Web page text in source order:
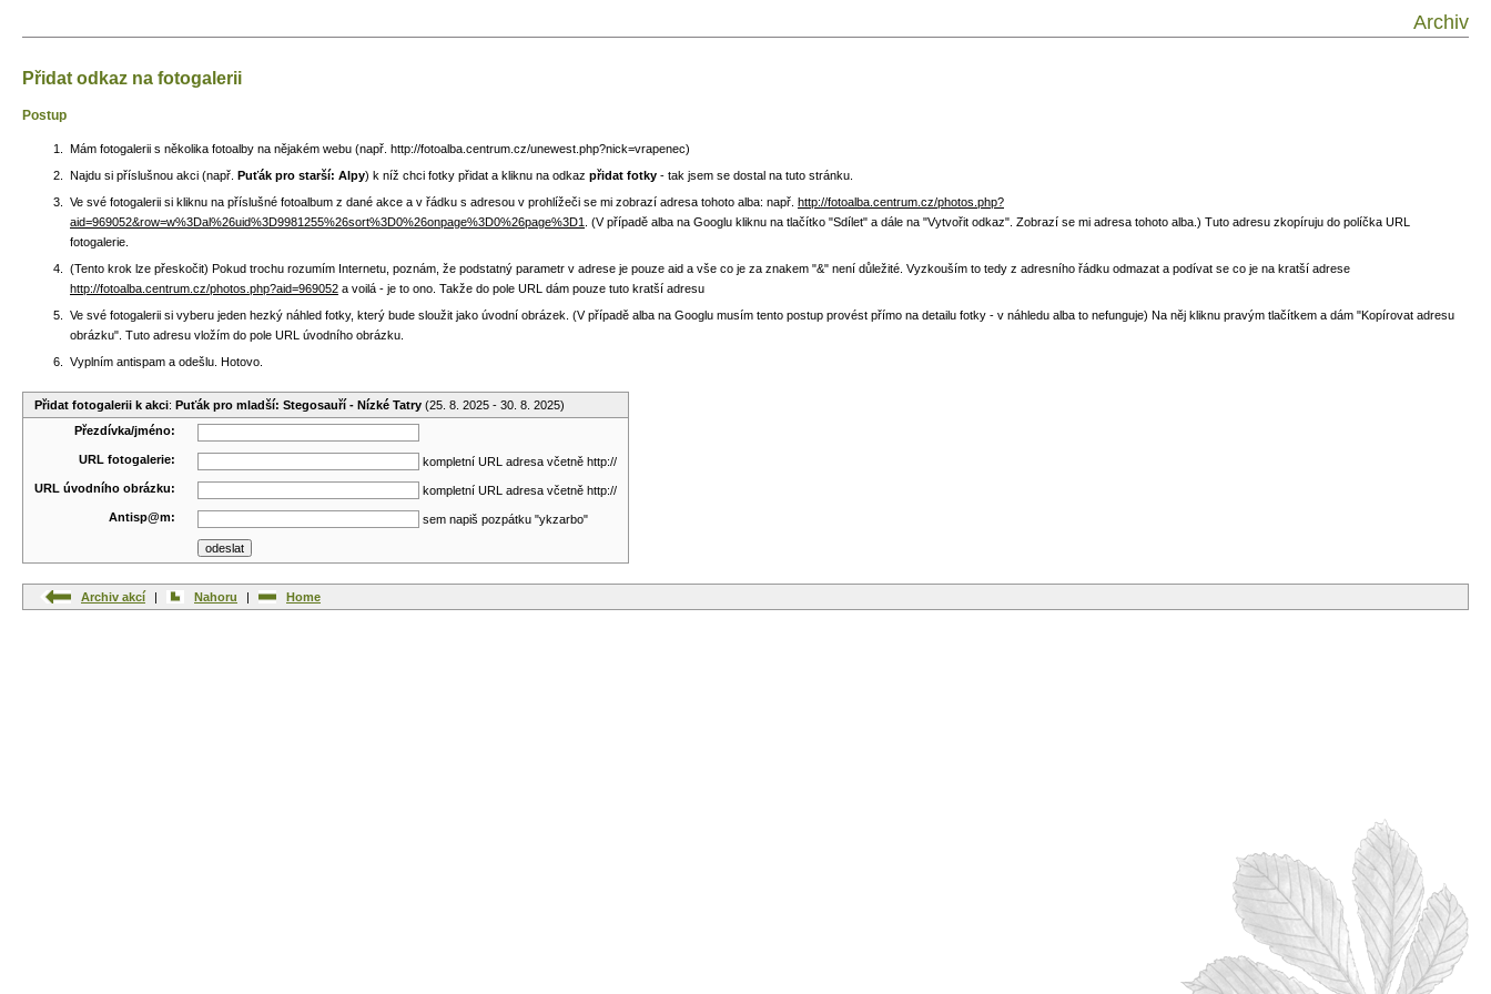
Archiv
Přidat odkaz na fotogalerii
Postup
Mám fotogalerii s několika fotoalby na nějakém webu (např. http://fotoalba.centrum.cz/unewest.php?nick=vrapenec)
Najdu si příslušnou akci (např. Puťák pro starší: Alpy) k níž chci fotky přidat a kliknu na odkaz přidat fotky - tak jsem se dostal na tuto stránku.
Ve své fotogalerii si kliknu na příslušné fotoalbum z dané akce a v řádku s adresou v prohlížeči se mi zobrazí adresa tohoto alba: např. http://fotoalba.centrum.cz/photos.php?
aid=969052&row=w%3Dal%26uid%3D9981255%26sort%3D0%26onpage%3D0%26page%3D1
. (V případě alba na Googlu kliknu na tlačítko "Sdílet" a dále na "Vytvořit odkaz". Zobrazí se mi adresa tohoto alba.) Tuto adresu zkopíruju do políčka URL
fotogalerie.
(Tento krok lze přeskočit) Pokud trochu rozumím Internetu, poznám, že podstatný parametr v adrese je pouze aid a vše co je za znakem "&" není důležité. Vyzkouším to tedy z adresního řádku odmazat a podívat se co je na kratší adrese
http://fotoalba.centrum.cz/photos.php?aid=969052 a voilá - je to ono. Takže do pole URL dám pouze tuto kratší adresu
Ve své fotogalerii si vyberu jeden hezký náhled fotky, který bude sloužit jako úvodní obrázek. (V případě alba na Googlu musím tento postup provést přímo na detailu fotky - v náhledu alba to nefunguje) Na něj kliknu pravým tlačítkem a dám "Kopírovat adresu
obrázku". Tuto adresu vložím do pole URL úvodního obrázku.
Vyplním antispam a odešlu. Hotovo.
Přidat fotogalerii k akci: Puťák pro mladší: Stegosauří - Nízké Tatry (25. 8. 2025 - 30. 8. 2025)
Přezdívka/jméno:
URL fotogalerie:
kompletní URL adresa včetně http://
URL úvodního obrázku:
kompletní URL adresa včetně http://
Antisp@m:
sem napiš pozpátku "ykzarbo"
Archiv akcí | Nahoru | Home